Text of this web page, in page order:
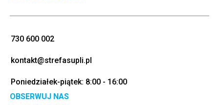
730 600 002
kontakt@strefasupli.pl
Poniedziałek-piątek: 8:00 - 16:00
OBSERWUJ NAS